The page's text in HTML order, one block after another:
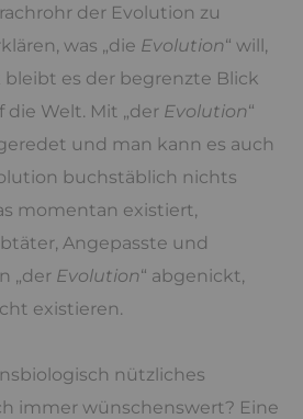
der Evolution zu
was „die Evolution“ will,
bleibt es der begrenzte Blick
die Welt. Mit „der Evolution“
und man kann es auch
buchstäblich nichts
momentan existiert,
Angepasste und
„der Evolution“ abgenickt,
existieren.
nützliches
immer wünschenswert? Eine